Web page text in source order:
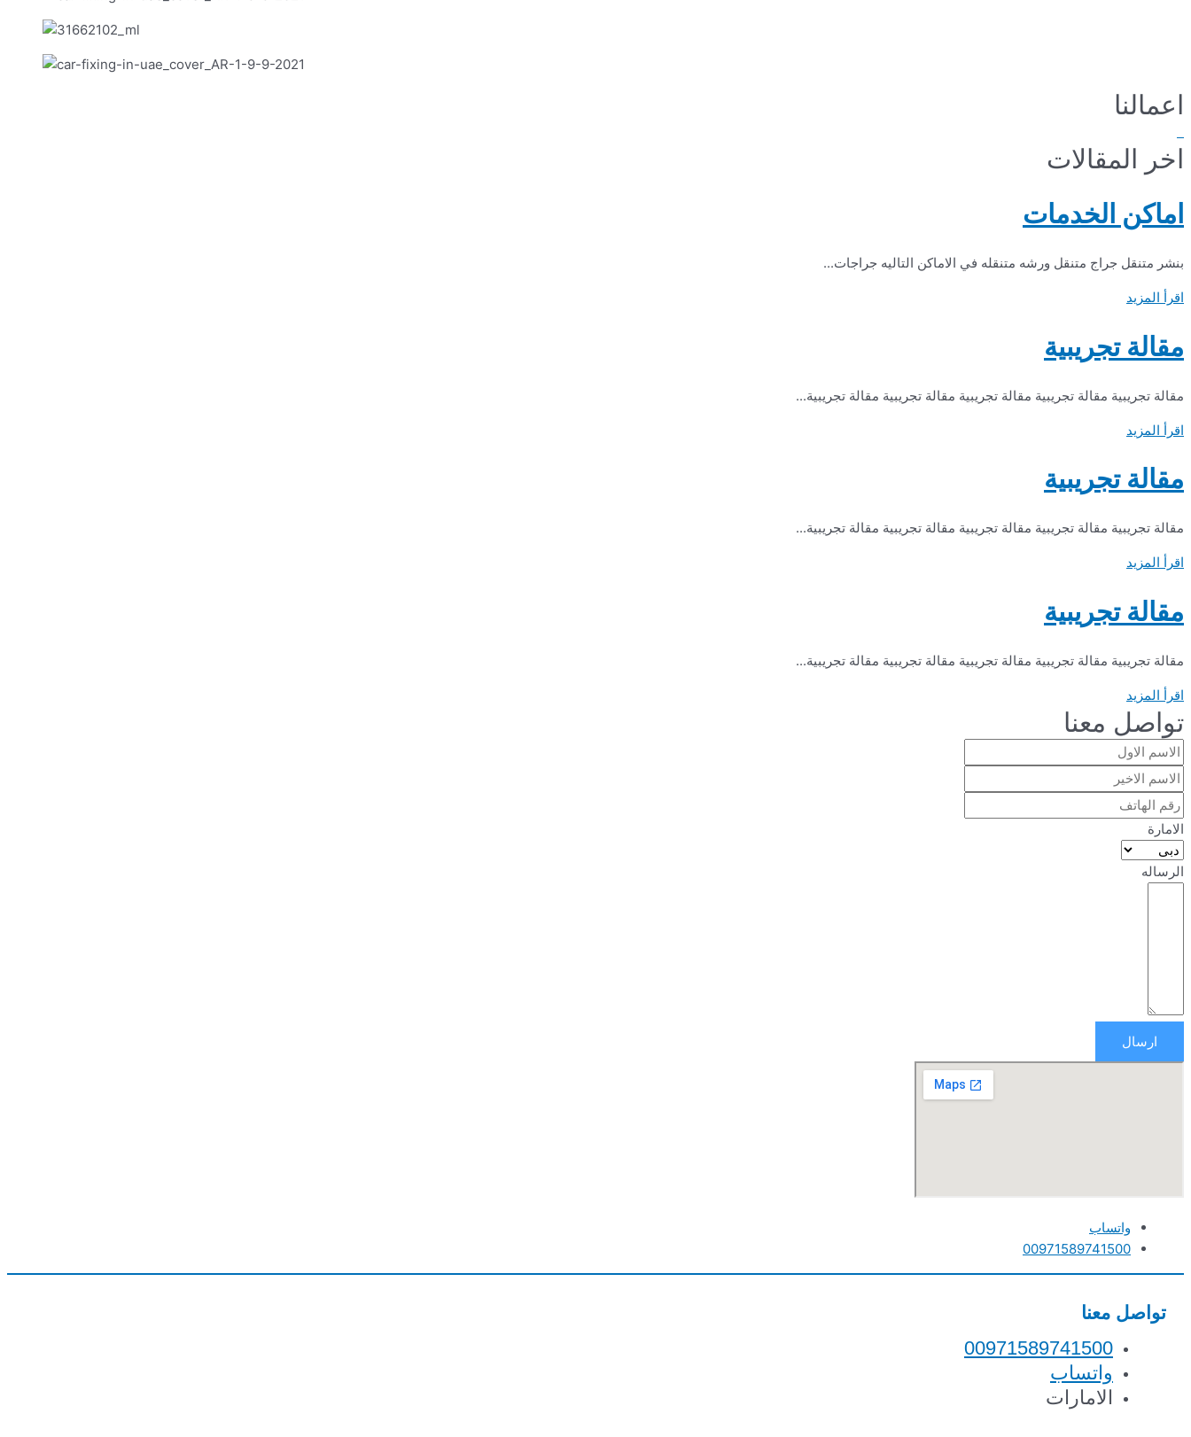
اعمالنا
اخر المقالات
اماكن الخدمات
بنشر متنقل جراج متنقل ورشه متنقله في الاماكن التاليه جراجات...
اقرأ المزيد
مقالة تجريبية
مقالة تجريبية مقالة تجريبية مقالة تجريبية مقالة تجريبية مقالة تجريبية...
اقرأ المزيد
مقالة تجريبية
مقالة تجريبية مقالة تجريبية مقالة تجريبية مقالة تجريبية مقالة تجريبية...
اقرأ المزيد
مقالة تجريبية
مقالة تجريبية مقالة تجريبية مقالة تجريبية مقالة تجريبية مقالة تجريبية...
اقرأ المزيد
تواصل معنا
الامارة
الرساله
ارسال
واتساب
00971589741500
تواصل معنا
00971589741500
واتساب
الامارات